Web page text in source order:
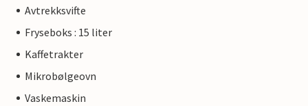
Avtrekksvifte
Fryseboks : 15 liter
Kaffetrakter
Mikrobølgeovn
Vaskemaskin